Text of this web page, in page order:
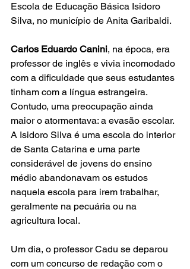
Escola de Educação Básica Isidoro
Silva, no município de Anita Garibaldi.
Carlos Eduardo Canini, na época, era
professor de inglês e vivia incomodado
com a dificuldade que seus estudantes
tinham com a língua estrangeira.
Contudo, uma preocupação ainda
maior o atormentava: a evasão escolar.
A Isidoro Silva é uma escola do interior
de Santa Catarina e uma parte
considerável de jovens do ensino
médio abandonavam os estudos
naquela escola para irem trabalhar,
geralmente na pecuária ou na
agricultura local.
​Um dia, o professor Cadu se deparou
com um concurso de redação com o